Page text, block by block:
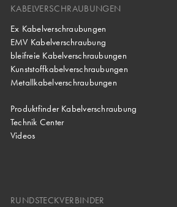
KABELVERSCHRAUBUNGEN
Ex Kabelverschraubungen
EMV Kabelverschraubung
bleifreie Kabelverschraubungen
Kunststoffkabelverschraubungen
Metallkabelverschraubungen
Produktfinder Kabelverschraubung
Technik Center
Videos
RUNDSTECKVERBINDER